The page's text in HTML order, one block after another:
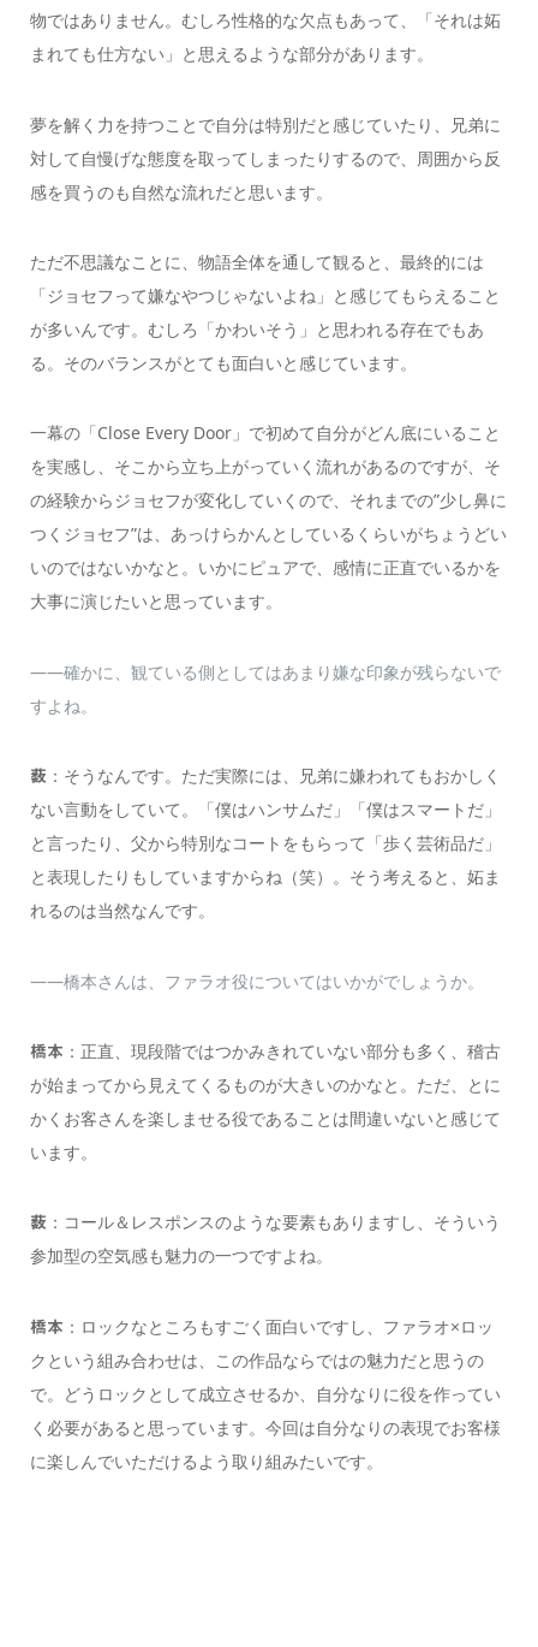
物ではありません。むしろ性格的な欠点もあって、「それは妬
まれても仕方ない」と思えるような部分があります。
夢を解く力を持つことで自分は特別だと感じていたり、兄弟に
対して自慢げな態度を取ってしまったりするので、周囲から反
感を買うのも自然な流れだと思います。
ただ不思議なことに、物語全体を通して観ると、最終的には
「ジョセフって嫌なやつじゃないよね」と感じてもらえること
が多いんです。むしろ「かわいそう」と思われる存在でもあ
る。そのバランスがとても面白いと感じています。
一幕の「Close Every Door」で初めて自分がどん底にいること
を実感し、そこから立ち上がっていく流れがあるのですが、そ
の経験からジョセフが変化していくので、それまでの”少し鼻に
つくジョセフ”は、あっけらかんとしているくらいがちょうどい
いのではないかなと。いかにピュアで、感情に正直でいるかを
大事に演じたいと思っています。
――確かに、観ている側としてはあまり嫌な印象が残らないで
すよね。
薮：そうなんです。ただ実際には、兄弟に嫌われてもおかしく
ない言動をしていて。「僕はハンサムだ」「僕はスマートだ」
と言ったり、父から特別なコートをもらって「歩く芸術品だ」
と表現したりもしていますからね（笑）。そう考えると、妬ま
れるのは当然なんです。
――橋本さんは、ファラオ役についてはいかがでしょうか。
橋本 ：正直、現段階ではつかみきれていない部分も多く、稽古
が始まってから見えてくるものが大きいのかなと。ただ、とに
かくお客さんを楽しませる役であることは間違いないと感じて
います。
薮：コール＆レスポンスのような要素もありますし、そういう
参加型の空気感も魅力の一つですよね。
橋本 ：ロックなところもすごく面白いですし、ファラオ×ロッ
クという組み合わせは、この作品ならではの魅力だと思うの
で。どうロックとして成立させるか、自分なりに役を作ってい
く必要があると思っています。今回は自分なりの表現でお客様
に楽しんでいただけるよう取り組みたいです。